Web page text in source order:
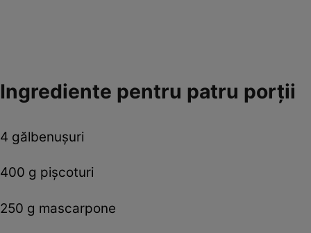
Ingrediente pentru patru porții
4 gălbenușuri
400 g pișcoturi
250 g mascarpone